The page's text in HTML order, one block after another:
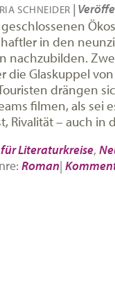
SCHNEIDER |
in den
nachzubilden.
die Glaskuppel von
drängen
filmen, als sei
Rivalität – auch
Literaturkreise,
Roman|